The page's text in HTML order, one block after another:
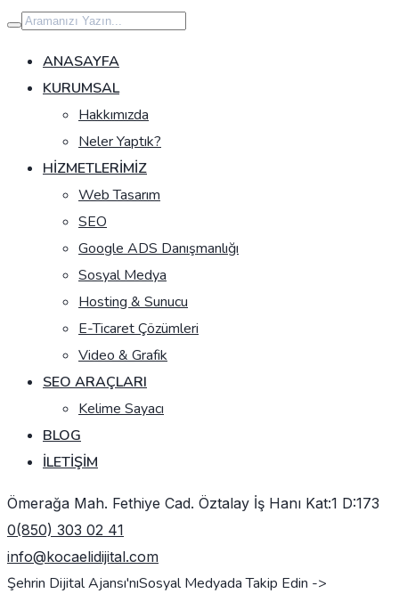
İçeriğe
geç
ANASAYFA
KURUMSAL
Hakkımızda
Neler Yaptık?
HIZMETLERIMIZ
Web Tasarım
SEO
Google ADS Danışmanlığı
Sosyal Medya
Hosting & Sunucu
E-Ticaret Çözümleri
Video & Grafik
SEO ARAÇLARI
Kelime Sayacı
BLOG
İLETIŞIM
Ömerağa Mah. Fethiye Cad. Öztalay İş Hanı Kat:1 D:173
0(850) 303 02 41
info@kocaelidijital.com
Şehrin Dijital Ajansı'nıSosyal Medyada Takip Edin ->